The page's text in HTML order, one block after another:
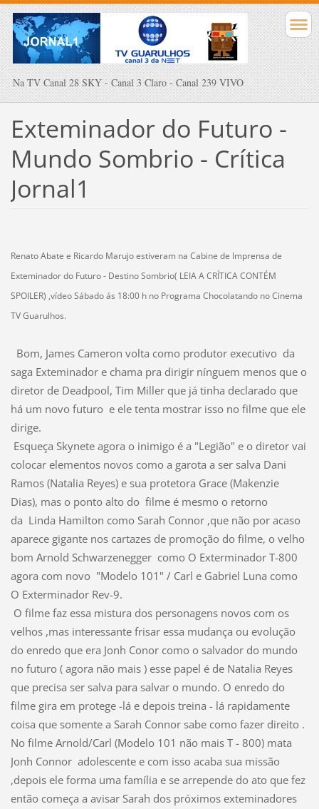
Na TV Canal 28 SKY - Canal 3 Claro - Canal 239 VIVO
Exteminador do Futuro -
Mundo Sombrio - Crítica
Jornal1
Renato Abate e Ricardo Marujo estiveram na Cabine de Imprensa de
Exteminador do Futuro - Destino Sombrio( LEIA A CRÍTICA CONTÉM
SPOILER) ,vídeo Sábado ás 18:00 h no Programa Chocolatando no Cinema
TV Guarulhos.
Bom, James Cameron volta como produtor executivo da
saga Exteminador e chama pra dirigir nínguem menos que o
diretor de Deadpool, Tim Miller que já tinha declarado que
há um novo futuro e ele tenta mostrar isso no filme que ele
dirige.
Esqueça Skynete agora o inimigo é a "Legião" e o diretor vai
colocar elementos novos como a garota a ser salva Dani
Ramos (Natalia Reyes) e sua protetora Grace (Makenzie
Dias), mas o ponto alto do filme é mesmo o retorno
da Linda Hamilton como Sarah Connor ,que não por acaso
aparece gigante nos cartazes de promoção do filme, o velho
bom Arnold Schwarzenegger como O Exterminador T-800
agora com novo "Modelo 101" / Carl e Gabriel Luna como
O Exterminador Rev-9.
O filme faz essa mistura dos personagens novos com os
velhos ,mas interessante frisar essa mudança ou evolução
do enredo que era Jonh Conor como o salvador do mundo
no futuro ( agora não mais ) esse papel é de Natalia Reyes
que precisa ser salva para salvar o mundo. O enredo do
filme gira em protege -lá e depois treina - lá rapidamente
coisa que somente a Sarah Connor sabe como fazer direito .
No filme Arnold/Carl (Modelo 101 não mais T - 800) mata
Jonh Connor adolescente e com isso acaba sua missão
,depois ele forma uma família e se arrepende do ato que fez
então começa a avisar Sarah dos próximos exteminadores